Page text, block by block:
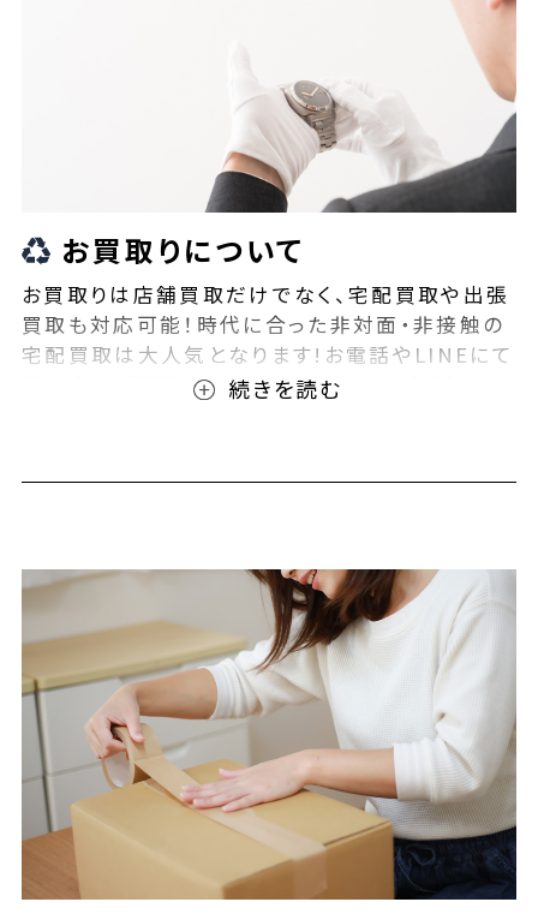
お買取りについて
お買取りは店舗買取だけでなく、宅配買取や出張
買取も対応可能！時代に合った非対面・非接触の
宅配買取は大人気となります!お電話やLINEにて
事前査定が可能となっております！また無料の宅